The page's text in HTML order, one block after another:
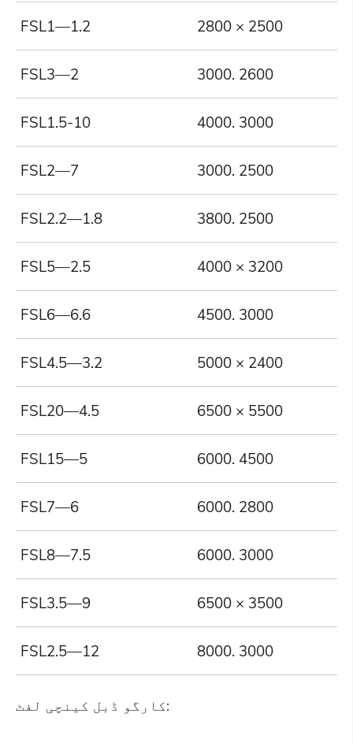
FSL1—1.2 2800 × 2500
FSL3—2 3000. 2600
FSL1.5-10 4000. 3000
FSL2—7 3000. 2500
FSL2.2—1.8 3800. 2500
FSL5—2.5 4000 × 3200
FSL6—6.6 4500. 3000
FSL4.5—3.2 5000 × 2400
FSL20—4.5 6500 × 5500
FSL15—5 6000. 4500
FSL7—6 6000. 2800
FSL8—7.5 6000. 3000
FSL3.5—9 6500 × 3500
FSL2.5—12 8000. 3000
کارگو ڈبل کینچی لفٹ: